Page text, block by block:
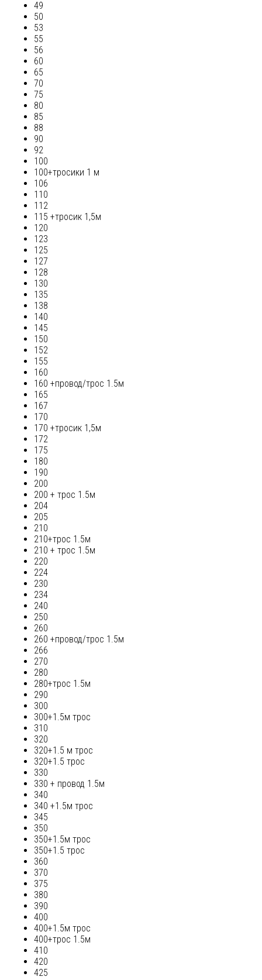
49
50
53
55
56
60
65
70
75
80
85
88
90
92
100
100+тросики 1 м
106
110
112
115 +тросик 1,5м
120
123
125
127
128
130
135
138
140
145
150
152
155
160
160 +провод/трос 1.5м
165
167
170
170 +тросик 1,5м
172
175
180
190
200
200 + трос 1.5м
204
205
210
210+трос 1.5м
210 + трос 1.5м
220
224
230
234
240
250
260
260 +провод/трос 1.5м
266
270
280
280+трос 1.5м
290
300
300+1.5м трос
310
320
320+1.5 м трос
320+1.5 трос
330
330 + провод 1.5м
340
340 +1.5м трос
345
350
350+1.5м трос
350+1.5 трос
360
370
375
380
390
400
400+1.5м трос
400+трос 1.5м
410
420
425